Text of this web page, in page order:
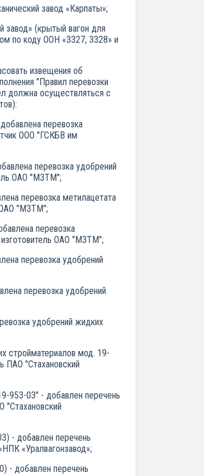
завод «Карпаты»;
(крытый вагон для
по коду ООН «3327, 3328» и
извещения об
"Правил перевозки
должна осуществляться с
перевозка
ООО "ГСКБВ им
перевозка удобрений
ОАО "МЗТМ";
перевозка метилацетата
ОАО "МЗТМ";
перевозка
ОАО "МЗТМ";
перевозка удобрений
перевозка удобрений
удобрений жидких
стройматериалов мод. 19-
ПАО "Стахановский
953-03" - добавлен перечень
- добавлен перечень
«Уралвагонзавод»;
- добавлен перечень